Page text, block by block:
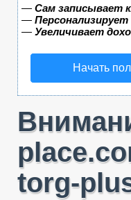
— Сам записывает
—
— Увеличивает
Начать
torg-